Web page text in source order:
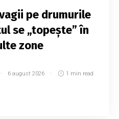
pe drumurile
se „topește” în
zone
6 august 2026 1 min read